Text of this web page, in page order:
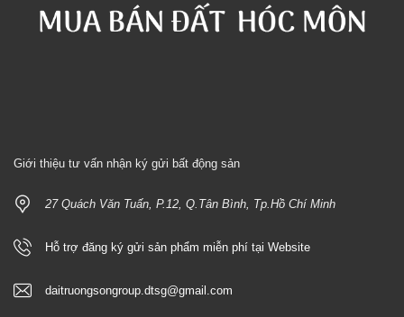
Giới thiệu tư vấn nhận ký gửi bất động sản
27 Quách Văn Tuấn, P.12, Q.Tân Bình, Tp.Hồ Chí Minh
Hỗ trợ đăng ký gửi sản phẩm miễn phí tại Website
daitruongsongroup.dtsg@gmail.com